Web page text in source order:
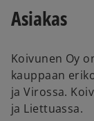
Asiakas
Koivunen Oy
kauppaan
ja Virossa.
ja Liettuassa.